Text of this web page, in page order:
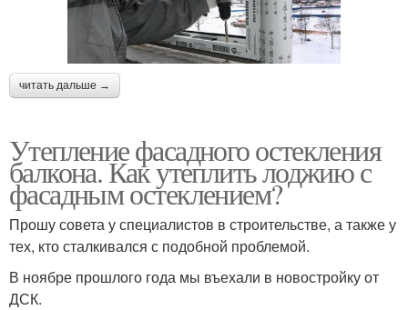
читать дальше →
Утепление фасадного остекления
балкона. Как утеплить лоджию с
фасадным остеклением?
Прошу совета у специалистов в строительстве, а также у
тех, кто сталкивался с подобной проблемой.
В ноябре прошлого года мы въехали в новостройку от
ДСК.